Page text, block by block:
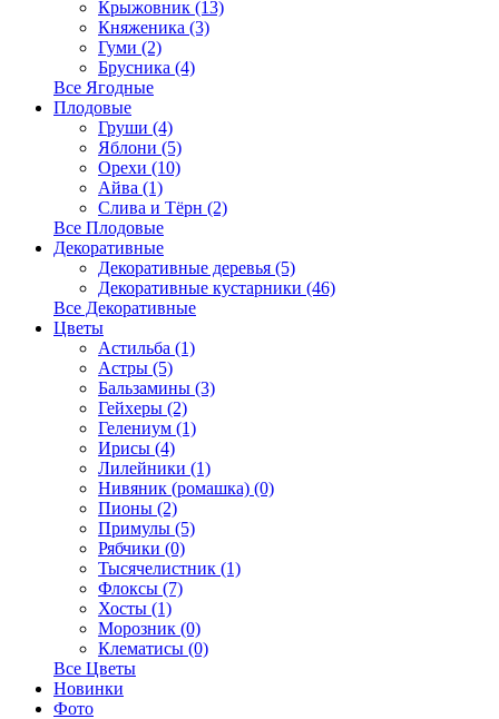
Крыжовник (13)
Княженика (3)
Гуми (2)
Брусника (4)
Все Ягодные
Плодовые
Груши (4)
Яблони (5)
Орехи (10)
Айва (1)
Слива и Тёрн (2)
Все Плодовые
Декоративные
Декоративные деревья (5)
Декоративные кустарники (46)
Все Декоративные
Цветы
Астильба (1)
Астры (5)
Бальзамины (3)
Гейхеры (2)
Гелениум (1)
Ирисы (4)
Лилейники (1)
Нивяник (ромашка) (0)
Пионы (2)
Примулы (5)
Рябчики (0)
Тысячелистник (1)
Флоксы (7)
Хосты (1)
Морозник (0)
Клематисы (0)
Все Цветы
Новинки
Фото